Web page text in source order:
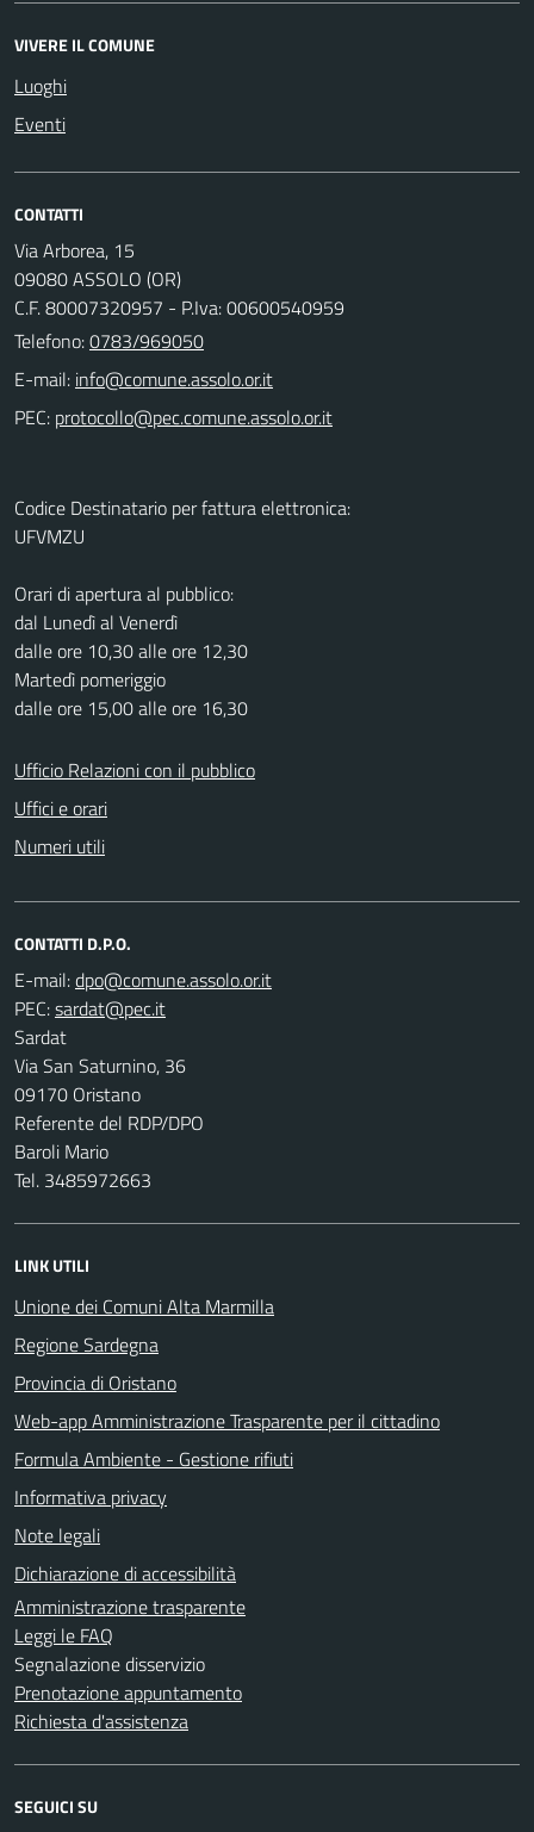
VIVERE IL COMUNE
Luoghi
Eventi
CONTATTI
Via Arborea, 15
09080 ASSOLO (OR)
C.F. 80007320957 - P.Iva: 00600540959
Telefono:0783/969050
E-mail:
PEC:
Codice Destinatario per fattura elettronica:
UFVMZU
Orari di apertura al pubblico:
dal Lunedì al Venerdì
dalle ore 10,30 alle ore 12,30
Martedì pomeriggio
dalle ore 15,00 alle ore 16,30
Ufficio Relazioni con il pubblico
Uffici e orari
Numeri utili
CONTATTI D.P.O.
E-mail:
PEC:
Sardat
Via San Saturnino, 36
09170 Oristano
Referente del RDP/DPO
Baroli Mario
Tel. 3485972663
LINK UTILI
Unione dei Comuni Alta Marmilla
Regione Sardegna
Provincia di Oristano
Web-app Amministrazione Trasparente per il cittadino
Formula Ambiente - Gestione rifiuti
Informativa privacy
Note legali
Dichiarazione di accessibilità
Amministrazione trasparente
Leggi le FAQ
Segnalazione disservizio
Prenotazione appuntamento
Richiesta d'assistenza
SEGUICI SU